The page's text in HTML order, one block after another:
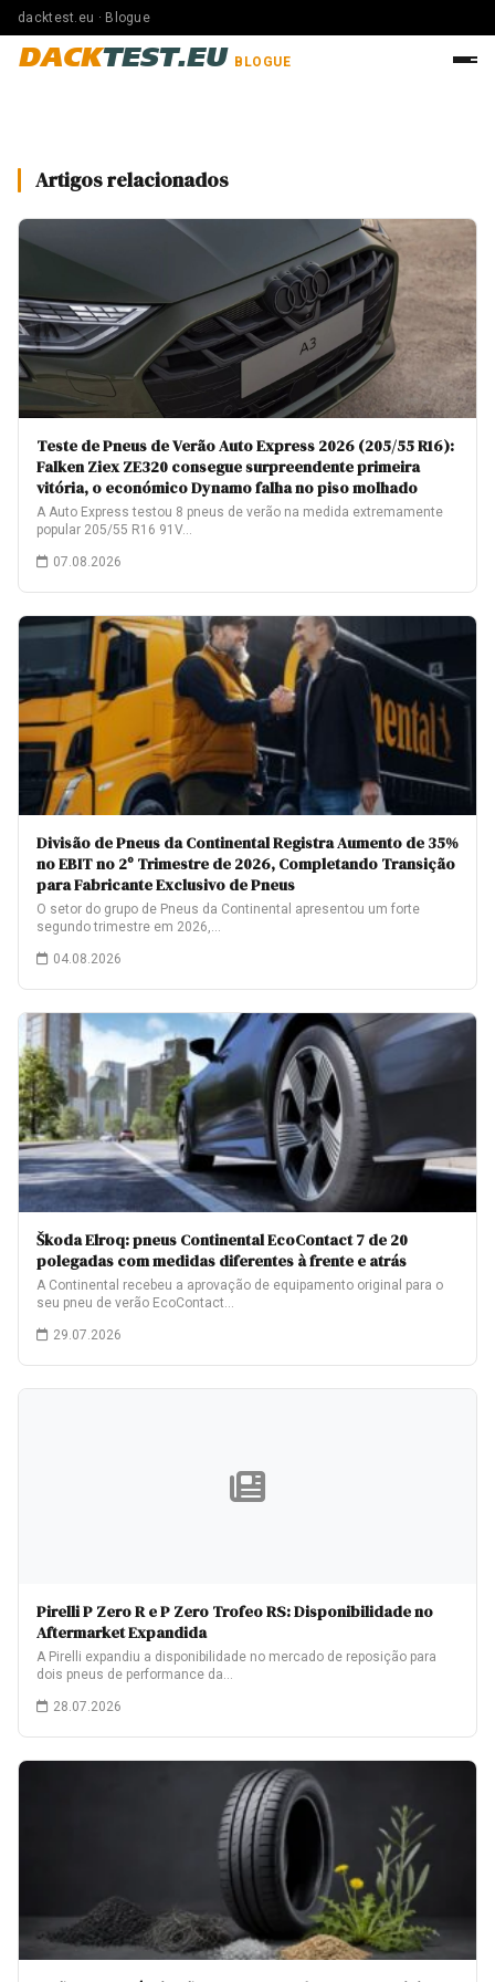
dacktest.eu · Blogue
DACKTEST.EU BLOGUE
Artigos relacionados
Teste de Pneus de Verão Auto Express 2026 (205/55 R16):
Falken Ziex ZE320 consegue surpreendente primeira
vitória, o económico Dynamo falha no piso molhado
A Auto Express testou 8 pneus de verão na medida extremamente
popular 205/55 R16 91V…
07.08.2026
Divisão de Pneus da Continental Registra Aumento de 35%
no EBIT no 2º Trimestre de 2026, Completando Transição
para Fabricante Exclusivo de Pneus
O setor do grupo de Pneus da Continental apresentou um forte
segundo trimestre em 2026,…
04.08.2026
Škoda Elroq: pneus Continental EcoContact 7 de 20
polegadas com medidas diferentes à frente e atrás
A Continental recebeu a aprovação de equipamento original para o
seu pneu de verão EcoContact…
29.07.2026
Pirelli P Zero R e P Zero Trofeo RS: Disponibilidade no
Aftermarket Expandida
A Pirelli expandiu a disponibilidade no mercado de reposição para
dois pneus de performance da…
28.07.2026